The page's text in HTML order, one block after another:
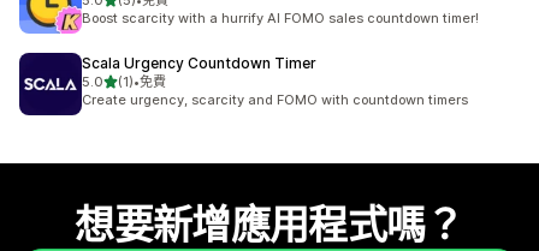
共有 5 則評價
Boost scarcity with a hurrify AI FOMO sales countdown timer!
Scala Urgency Countdown Timer
5.0滿分 5 顆星
(1)
共有 1 則評價
•免費
Create urgency, scarcity and FOMO with countdown timers
想要新增應用程式嗎？